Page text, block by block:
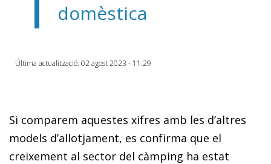
domèstica
Última actualització: 02 agost 2023 - 11:29
Si comparem aquestes xifres amb les d’altres
models d’allotjament, es confirma que el
creixement al sector del càmping ha estat